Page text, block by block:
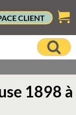
CLIENT
1898 à